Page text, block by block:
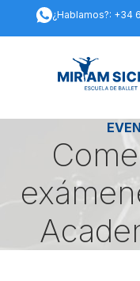
¿Hablamos?: +34